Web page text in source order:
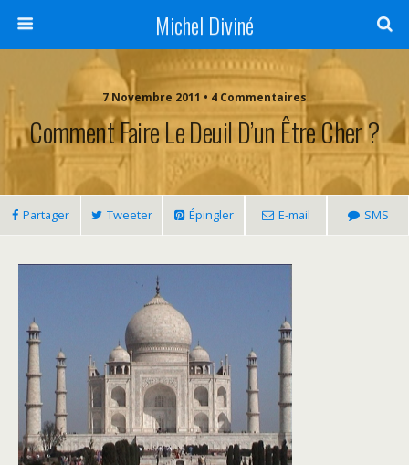
Michel Diviné
7 Novembre 2011 • 4 Commentaires
Comment Faire Le Deuil D’un Être Cher ?
Partager Tweeter Épingler E-mail SMS